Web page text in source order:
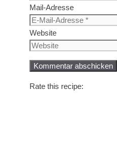
Mail-Adresse
Website
Rate this recipe: